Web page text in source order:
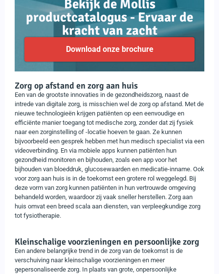
Bekijk de Mollis
productcatalogus - Ervaar de
kracht van zacht
Download onze brochure
Zorg op afstand en zorg aan huis
Een van de grootste innovaties in de gezondheidszorg, naast de
intrede van digitale zorg, is misschien wel de zorg op afstand. Met de
nieuwe technologieën krijgen patiënten op een eenvoudige en
efficiënte manier toegang tot medische zorg, zonder dat zij fysiek
naar een zorginstelling of -locatie hoeven te gaan. Ze kunnen
bijvoorbeeld een gesprek hebben met hun medisch specialist via een
videoverbinding. En via mobiele apps kunnen patiënten hun
gezondheid monitoren en bijhouden, zoals een app voor het
bijhouden van bloeddruk, glucosewaarden en medicatie-inname. Ook
voor zorg aan huis is in de toekomst een grotere rol weggelegd. Bij
deze vorm van zorg kunnen patiënten in hun vertrouwde omgeving
behandeld worden, waardoor zij vaak sneller herstellen. Zorg aan
huis omvat een breed scala aan diensten, van verpleegkundige zorg
tot fysiotherapie.
Kleinschalige voorzieningen en persoonlijke zorg
Een andere belangrijke trend in de zorg van de toekomst is de
verschuiving naar kleinschalige voorzieningen en meer
gepersonaliseerde zorg. In plaats van grote, onpersoonlijke